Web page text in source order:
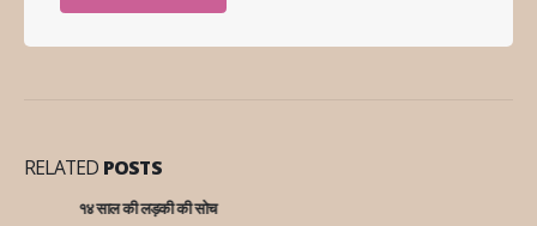
RELATED POSTS
१४ साल की लड़की की सोच